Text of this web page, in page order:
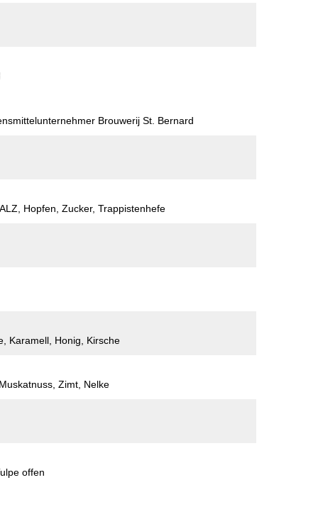
Brouwerij St. Bernard
Hopfen, Zucker, Trappistenhefe
Karamell, Honig, Kirsche
Zimt, Nelke
offen